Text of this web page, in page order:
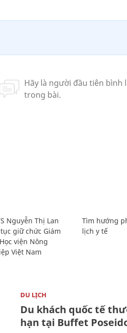
Nguyễn Thị Lan
giữ chức Giám
viện Nông
Việt Nam
Tìm hướng
lịch y tế
DU LỊCH
Du khách quốc tế
hạn tại Buffet